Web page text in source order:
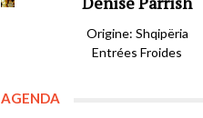
Origine: Shqipëria
Entrées Froides
AGENDA